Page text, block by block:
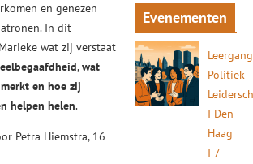
en genezen
In dit
wat zij verstaat
,wat
en hoe zij
helpen helen.
Petra Hiemstra, 16
Evenementen
Leergang
Politiek
I Den
Haag
I 7